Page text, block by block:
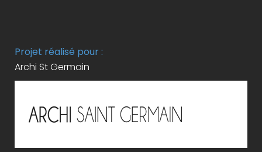
Projet réalisé pour :
Archi St Germain